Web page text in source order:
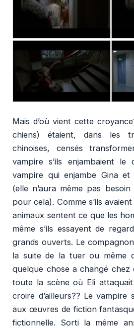
Mais d’où vient cette
chiens) étaient, dans les
chinoises, censés
vampire s’ils enjambaient le
vampire qui enjambe Gina
(elle n’aura même pas
pour cela). Comme s’ils
animaux sentent ce que les
même s’ils essayent de
grands ouverts. Le
la suite de la tuer ou même
quelque chose a changé chez
toute la scène où Eli
croire d’ailleurs?? Le vampire
aux œuvres de fiction
fictionnelle. Sorti la même